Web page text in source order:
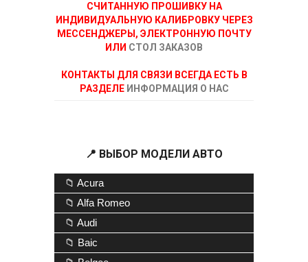
СЧИТАННУЮ ПРОШИВКУ НА
ИНДИВИДУАЛЬНУЮ КАЛИБРОВКУ ЧЕРЕЗ
МЕССЕНДЖЕРЫ, ЭЛЕКТРОННУЮ ПОЧТУ
ИЛИ СТОЛ ЗАКАЗОВ
КОНТАКТЫ ДЛЯ СВЯЗИ ВСЕГДА ЕСТЬ В
РАЗДЕЛЕ ИНФОРМАЦИЯ О НАС
📍 ВЫБОР МОДЕЛИ АВТО
📁 Acura
📁 Alfa Romeo
📁 Audi
📁 Baic